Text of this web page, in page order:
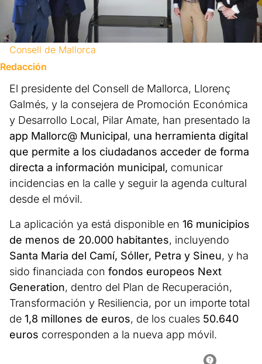
Consell de Mallorca
Redacción
El presidente del Consell de Mallorca, Llorenç
Galmés, y la consejera de Promoción Económica
y Desarrollo Local, Pilar Amate, han presentado la
app Mallorc@ Municipal, una herramienta digital
que permite a los ciudadanos acceder de forma
directa a información municipal, comunicar
incidencias en la calle y seguir la agenda cultural
desde el móvil.
La aplicación ya está disponible en 16 municipios
de menos de 20.000 habitantes, incluyendo
Santa Maria del Camí, Sóller, Petra y Sineu, y ha
sido financiada con fondos europeos Next
Generation, dentro del Plan de Recuperación,
Transformación y Resiliencia, por un importe total
de 1,8 millones de euros, de los cuales 50.640
euros corresponden a la nueva app móvil.